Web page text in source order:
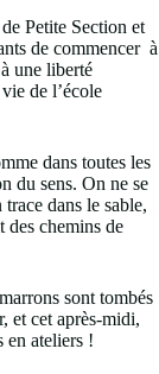
Petite Section et
de commencer à
une liberté
de l’école
dans toutes les
du sens. On ne se
dans le sable,
chemins de
sont tombés
et cet après-midi,
en ateliers !